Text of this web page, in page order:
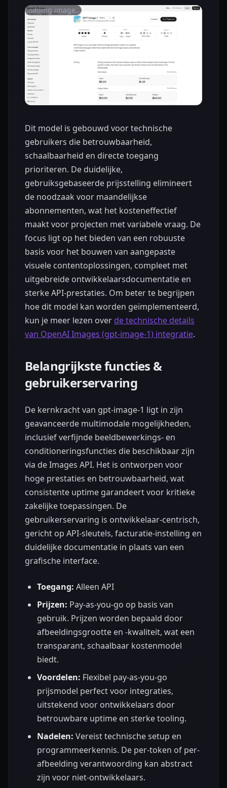
Loading image...
Dit model is gebouwd voor technische
gebruikers die betrouwbaarheid,
schaalbaarheid en directe toegang
prioriteren. De duidelijke,
gebruiksgebaseerde prijsstelling elimineert
de noodzaak voor maandelijkse
abonnementen, wat het kosteneffectief
maakt voor projecten met variabele vraag. De
focus ligt op het bieden van een robuuste
basis voor het bouwen van aangepaste
visuele contentoplossingen, compleet met
uitgebreide ontwikkelaarsdocumentatie en
sterke API-prestaties. Om beter te begrijpen
hoe dit model kan worden geïmplementeerd,
kun je meer lezen over de technische details
van OpenAI Images (gpt-image-1) integratie.
Belangrijkste functies &
gebruikerservaring
De kernkracht van gpt-image-1 ligt in zijn
geavanceerde multimodale mogelijkheden,
inclusief verfijnde beeldbewerkings- en
conditioneringsfuncties die beschikbaar zijn
via de Images API. Het is ontworpen voor
hoge prestaties en betrouwbaarheid, wat
consistente uptime garandeert voor kritieke
zakelijke toepassingen. De
gebruikerservaring is ontwikkelaar-centrisch,
gericht op API-sleutels, facturatie-instelling en
duidelijke documentatie in plaats van een
grafische interface.
Toegang: Alleen API
Prijzen: Pay-as-you-go op basis van
gebruik. Prijzen worden bepaald door
afbeeldingsgrootte en -kwaliteit, wat een
transparant, schaalbaar kostenmodel
biedt.
Voordelen: Flexibel pay-as-you-go
prijsmodel perfect voor integraties,
uitstekend voor ontwikkelaars door
betrouwbare uptime en sterke tooling.
Nadelen: Vereist technische setup en
programmeerkennis. De per-token of per-
afbeelding verantwoording kan abstract
zijn voor niet-ontwikkelaars.